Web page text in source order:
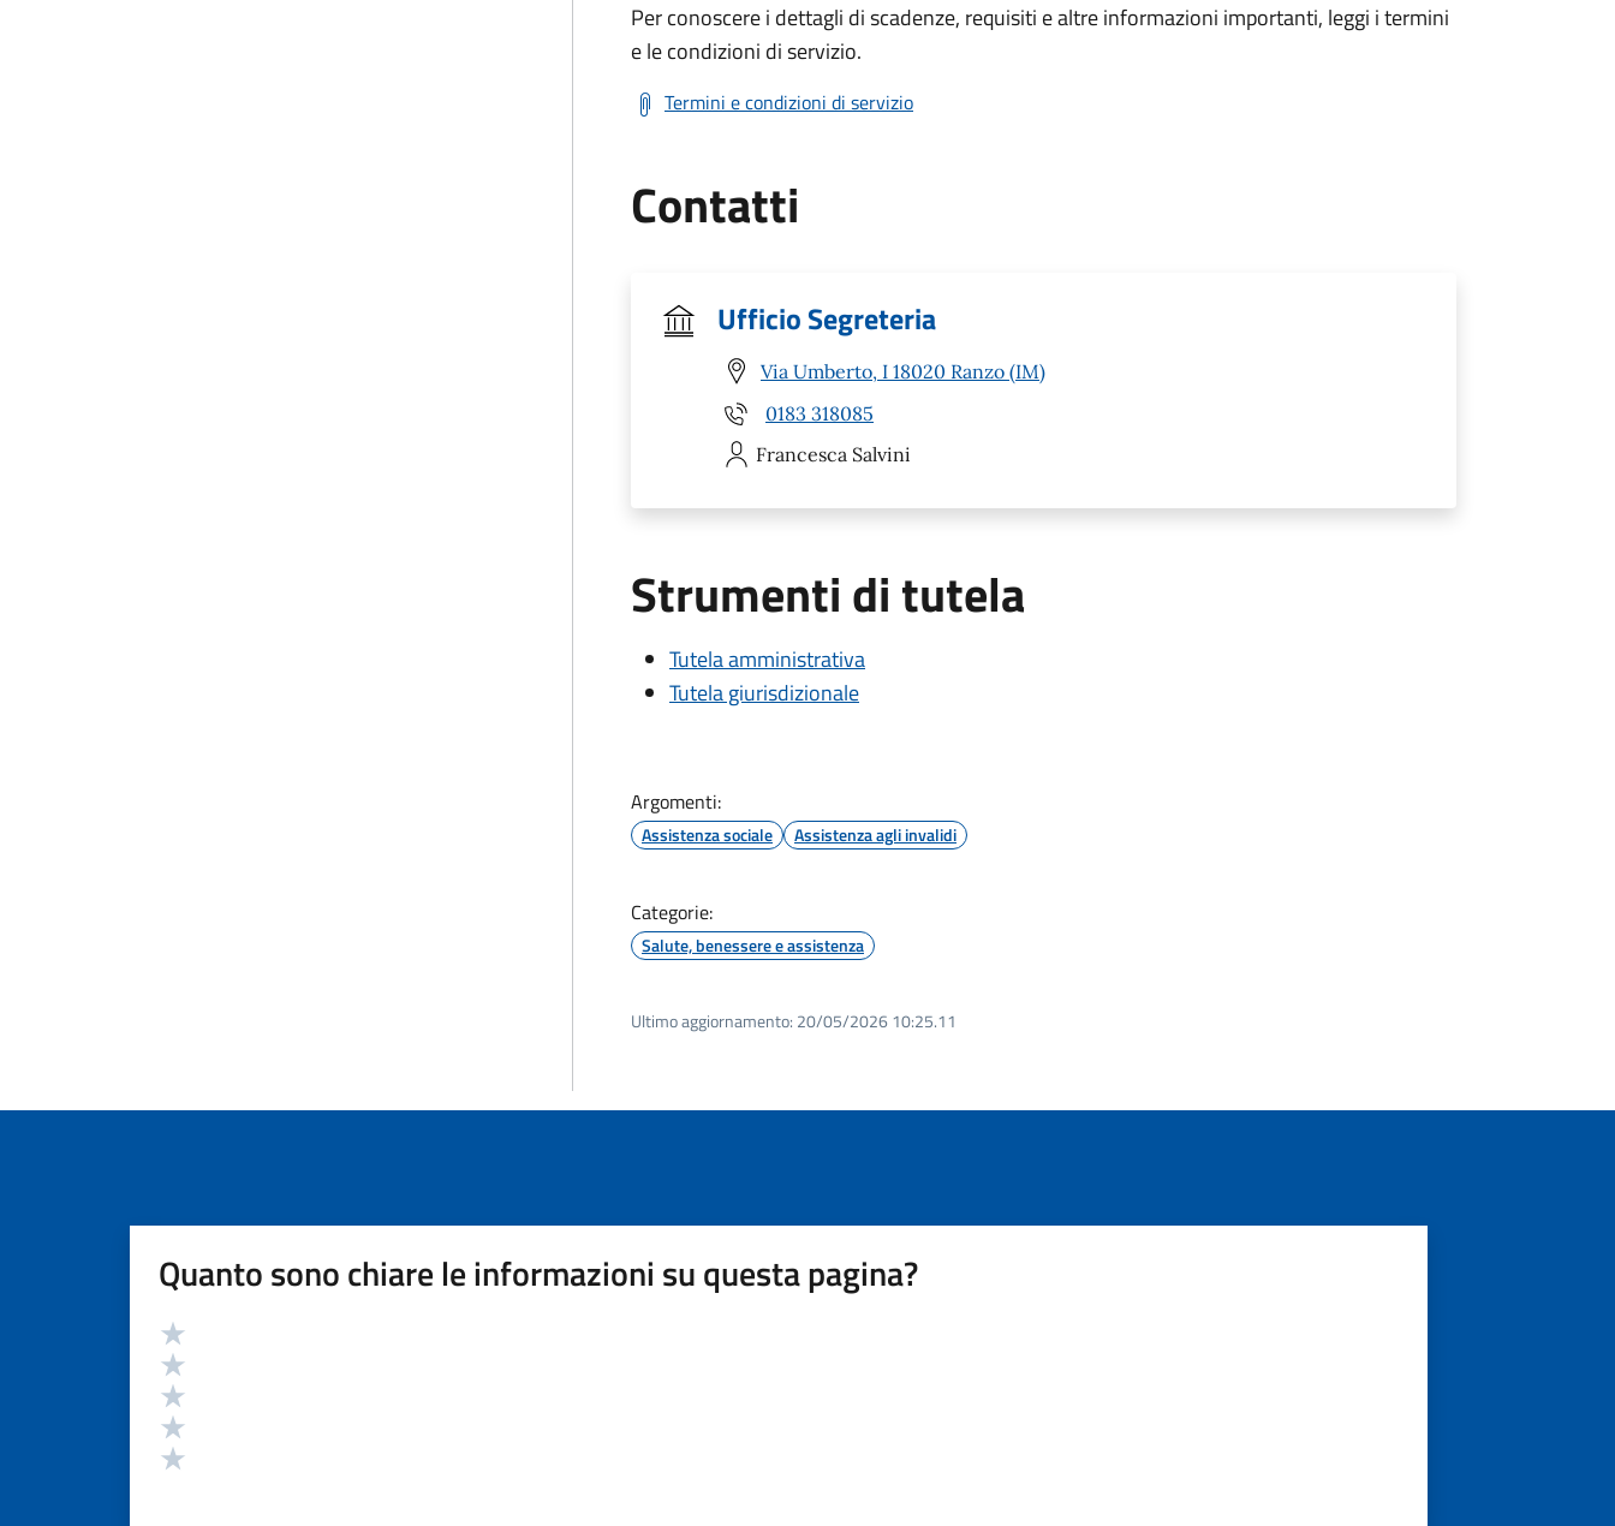
Per conoscere i dettagli di scadenze, requisiti e altre informazioni importanti, leggi i termini
e le condizioni di servizio.
Termini e condizioni di servizio
Contatti
Ufficio Segreteria
Via Umberto, I 18020 Ranzo (IM)
0183 318085
Francesca Salvini
Strumenti di tutela
Tutela amministrativa
Tutela giurisdizionale
Argomenti:
Assistenza sociale Assistenza agli invalidi
Categorie:
Salute, benessere e assistenza
Ultimo aggiornamento: 20/05/2026 10:25.11
Quanto sono chiare le informazioni su questa pagina?
Valutazione